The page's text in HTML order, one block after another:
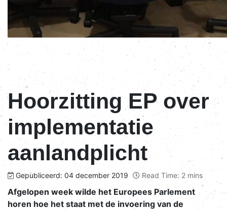
Hoorzitting EP over
implementatie
aanlandplicht
Gepubliceerd: 04 december 2019 Read Time: 2 mins
Afgelopen week wilde het Europees Parlement
horen hoe het staat met de invoering van de